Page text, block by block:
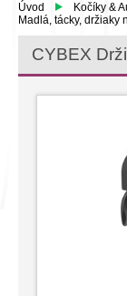
Úvod Kočíky &
Madlá, tácky, držiaky
CYBEX